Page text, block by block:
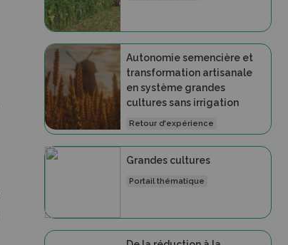
Autonomie semencière et
transformation artisanale
en système grandes
cultures sans irrigation
Retour d'expérience
Grandes cultures
Portail thématique